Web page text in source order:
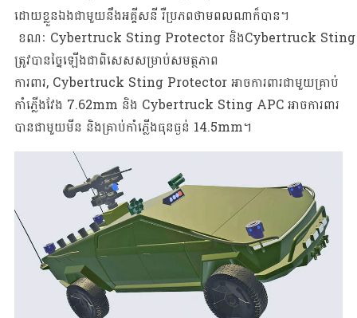
ដោយខ្លួនឯងជាមួយនឹងអគ្គីសនី រឺប្រភពថាមពលណាក៏បាន។
ខណៈ Cybertruck Sting Protector និងCybertruck Sting
ត្រូវបានច្នៃឡើងជាពិសេសសម្រាប់សមត្ថភាព
ការពារ, Cybertruck Sting Protector អាចការពារជាមួយគ្រាប់
កាំភ្លើងវែង 7.62mm និង​​​ Cybertruck Sting APC អាចការពារ
បានជាមួយមីន និងគ្រាប់កាំភ្លើងធុនធ្ងន់ 14.5mm។